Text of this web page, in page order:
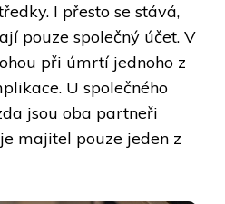
I přesto se stává,
pouze společný účet. V
při úmrtí jednoho z
U společného
jsou oba partneři
majitel pouze jeden z